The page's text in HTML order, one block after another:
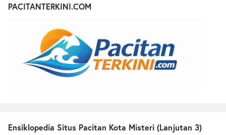
PACITANTERKINI.COM
Ensiklopedia Situs Pacitan Kota Misteri (Lanjutan 3)